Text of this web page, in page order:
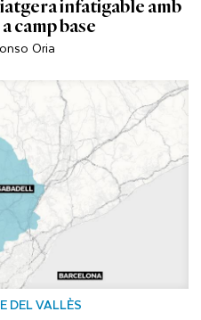
infatigable amb
camp base
Oria
DEL VALLÈS